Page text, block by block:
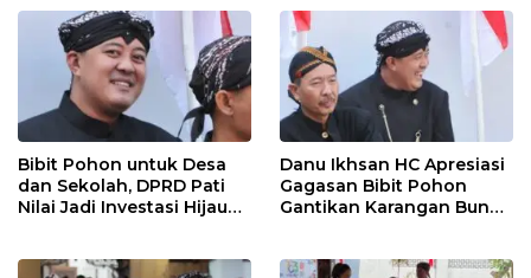
Bibit Pohon untuk Desa
dan Sekolah, DPRD Pati
Nilai Jadi Investasi Hijau
Danu Ikhsan HC Apresiasi
Gagasan Bibit Pohon
Gantikan Karangan Bunga